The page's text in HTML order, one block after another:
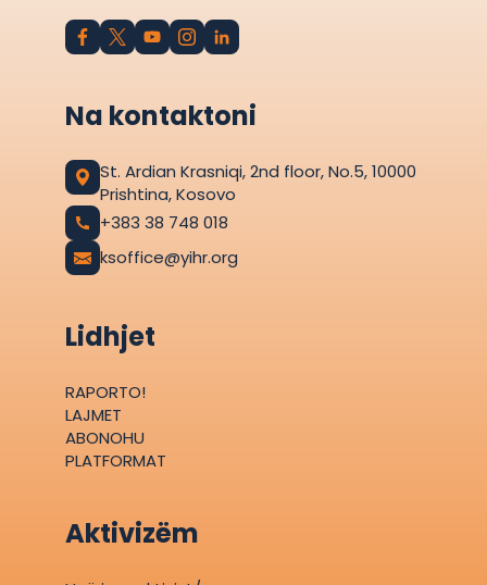
Na kontaktoni
St. Ardian Krasniqi, 2nd floor, No.5, 10000
Prishtina, Kosovo
+383 38 748 018
ksoffice@yihr.org
Lidhjet
RAPORTO!
LAJMET
ABONOHU
PLATFORMAT
Aktivizëm